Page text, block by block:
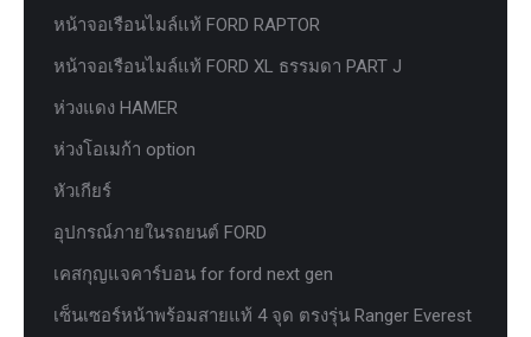
หน้าจอเรือนไมล์แท้ FORD RAPTOR
หน้าจอเรือนไมล์แท้ FORD XL ธรรมดา PART J
ห่วงแดง HAMER
ห่วงโอเมก้า option
หัวเกียร์
อุปกรณ์ภายในรถยนต์ FORD
เคสกุญแจคาร์บอน for ford next gen
เซ็นเซอร์หน้าพร้อมสายแท้ 4 จุด ตรงรุ่น Ranger Everest